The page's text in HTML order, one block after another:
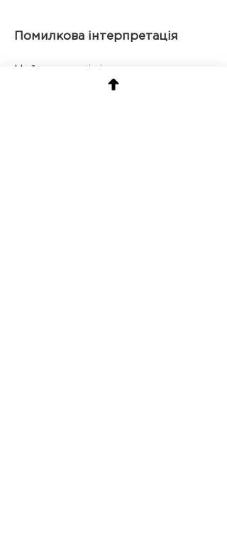
Помилкова інтерпретація
Найпоширеніші помилки у
використанні 70–20–10: